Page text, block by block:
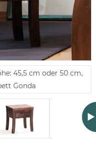
45,5 cm oder 50 cm,
Gonda